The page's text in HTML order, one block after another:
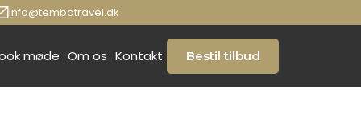
info@tembotravel.dk
møde Om os Kontakt Bestil tilbud